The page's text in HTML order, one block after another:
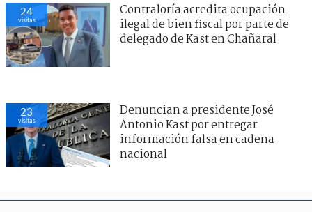
24
visitas
Contraloría acredita ocupación
ilegal de bien fiscal por parte de
delegado de Kast en Chañaral
23
visitas
Denuncian a presidente José
Antonio Kast por entregar
información falsa en cadena
nacional